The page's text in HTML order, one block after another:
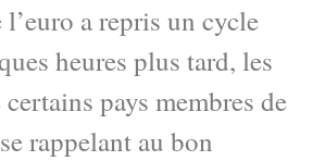
a repris un cycle
heures plus tard, les
pays membres de
rappelant au bon